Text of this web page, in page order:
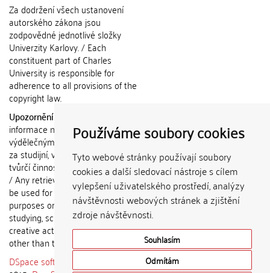
Používáme soubory cookies
Tyto webové stránky používají soubory
cookies a další sledovací nástroje s cílem
vylepšení uživatelského prostředí, analýzy
návštěvnosti webových stránek a zjištění
zdroje návštěvnosti.
Souhlasím
Odmítám
Za dodržení všech ustanovení
autorského zákona jsou
zodpovědné jednotlivé složky
Univerzity Karlovy. / Each
constituent part of Charles
University is responsible for
adherence to all provisions of the
copyright law.
Upozornění / Notice:
informace nemohou být použity k
výdělečným účelům nebo vydávány
za studijní, vědeckou nebo jinou
tvůrčí činnost jiné osoby než autora.
/ Any retrieved information shall not
be used for any commercial
purposes or claimed as results of
studying, scientific or any other
creative activities of any person
other than the author.
DSpace software
copyright © 2002-